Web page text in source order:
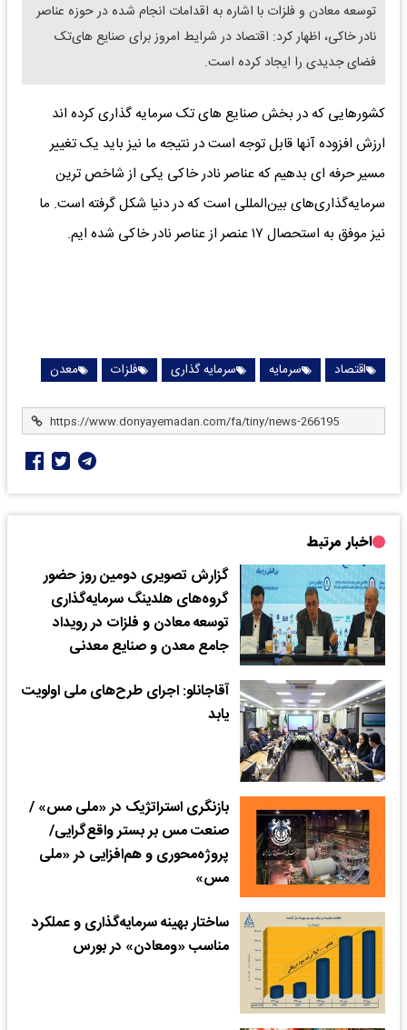
توسعه معادن و فلزات با اشاره به اقدامات انجام شده در حوزه عناصر
نادر خاکی، اظهار کرد: اقتصاد در شرایط امروز برای صنایع های‌تک
فضای جدیدی را ایجاد کرده است.
کشورهایی که در بخش صنایع های تک سرمایه گذاری کرده اند
ارزش افزوده آنها قابل توجه است در نتیجه ما نیز باید یک تغییر
مسیر حرفه ای بدهیم که عناصر نادر خاکی یکی از شاخص ترین
سرمایه‌گذاری‌های بین‌المللی است که در دنیا شکل گرفته است. ما
نیز موفق به استحصال ۱۷ عنصر از عناصر نادر خاکی شده ایم.
اقتصاد سرمایه سرمایه گذاری فلزات معدن
اخبار مرتبط
گزارش تصویری دومین روز حضور
گروه‌های هلدینگ سرمایه‌گذاری
توسعه معادن و فلزات در رویداد
جامع معدن و صنایع معدنی
آقاجانلو: اجرای طرح‌های ملی اولویت‌
یابد
بازنگری استراتژیک در «ملی مس» /
صنعت مس بر بستر واقع‌گرایی/
پروژه‌محوری و هم‌افزایی در «ملی
مس»
ساختار بهینه سرمایه‌گذاری و عملکرد
مناسب «ومعادن» در بورس